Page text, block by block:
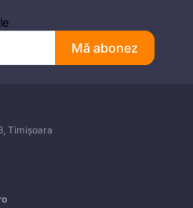
Mă abonez
Timișoara